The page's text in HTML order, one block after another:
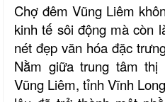
Chợ đêm Vũng Liêm
kinh tế sôi động mà còn
nét đẹp văn hóa đặc
Nằm giữa trung tâm thị
Vũng Liêm, tỉnh Vĩnh